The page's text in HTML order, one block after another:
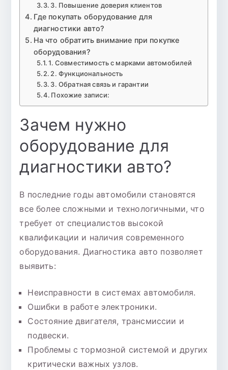
3. Повышение доверия клиентов
Где покупать оборудование для
диагностики авто?
На что обратить внимание при покупке
оборудования?
1. Совместимость с марками автомобилей
2. Функциональность
3. Обратная связь и гарантии
Похожие записи:
Зачем нужно
оборудование для
диагностики авто?
В последние годы автомобили становятся
все более сложными и технологичными, что
требует от специалистов высокой
квалификации и наличия современного
оборудования. Диагностика авто позволяет
выявить:
Неисправности в системах автомобиля.
Ошибки в работе электроники.
Состояние двигателя, трансмиссии и
подвески.
Проблемы с тормозной системой и других
критически важных узлов.